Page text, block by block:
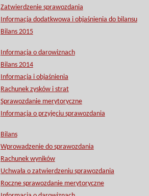
Zatwierdzenie sprawozdania
Informacja dodatkwowa i objaśnienia do bilansu
Bilans 2015
Informacja o darowiznach
Bilans 2014
Informacja i objaśnienia
Rachunek zysków i strat
Sprawozdanie merytoryczne
Informacja o przyjęciu sprawozdania
Bilans
Wprowadzenie do sprawozdania
Rachunek wyników
Uchwała o zatwierdzeniu sprawozdania
Roczne sprawozdanie merytoryczne